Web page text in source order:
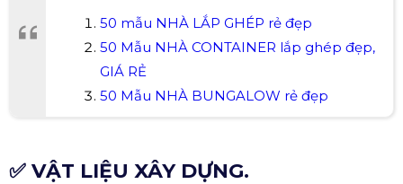
50 mẫu NHÀ LẮP GHÉP rẻ đẹp
50 Mẫu NHÀ CONTAINER lắp ghép đẹp,
GIÁ RẺ
50 Mẫu NHÀ BUNGALOW rẻ đẹp
✅ VẬT LIỆU XÂY DỰNG.